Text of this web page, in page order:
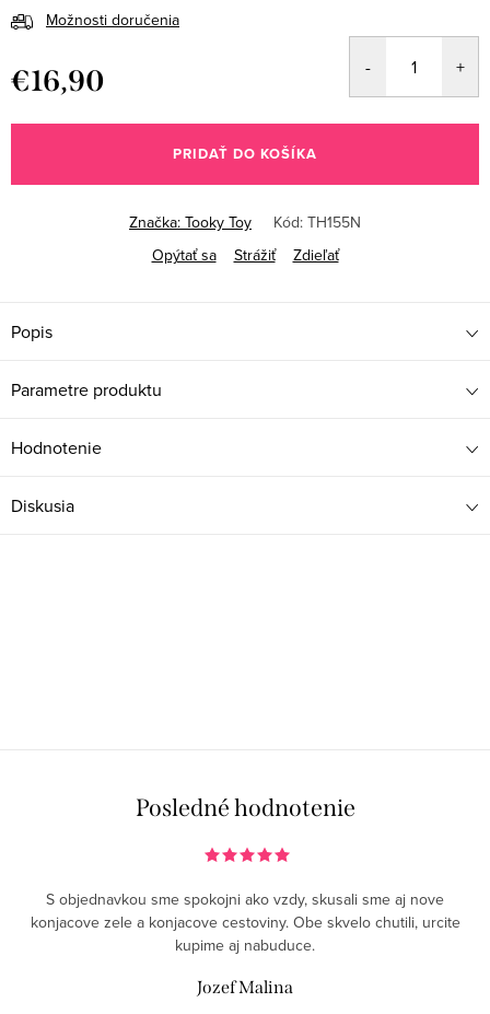
Možnosti doručenia
€16,90
cena:
PRIDAŤ DO KOŠÍKA
Značka: Tooky Toy Kód: TH155N
Opýtať sa
Strážiť Zdieľať
Popis
Parametre produktu
Hodnotenie
Diskusia
Posledné hodnotenie
S objednavkou sme spokojni ako vzdy, skusali sme aj nove
konjacove zele a konjacove cestoviny. Obe skvelo chutili, urcite
kupime aj nabuduce.
Jozef Malina